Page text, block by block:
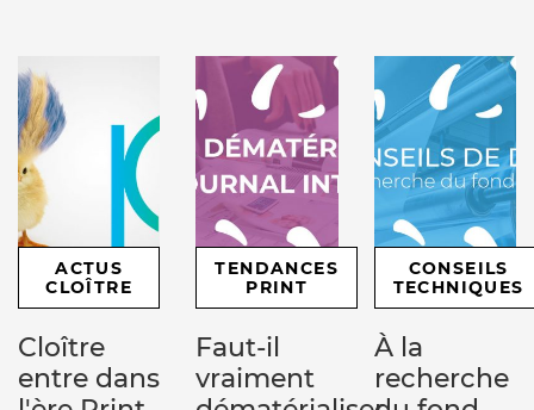
ACTUS
CLOÎTRE
Cloître
entre dans
TENDANCES
PRINT
Faut-il
vraiment
CONSEILS
TECHNIQUES
À la
recherche